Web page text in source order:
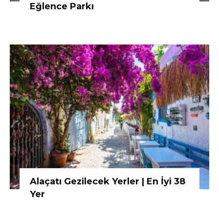
Eğlence Parkı
Alaçatı Gezilecek Yerler | En İyi 38
Yer